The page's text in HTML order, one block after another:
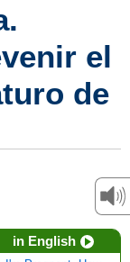
el
de
in English